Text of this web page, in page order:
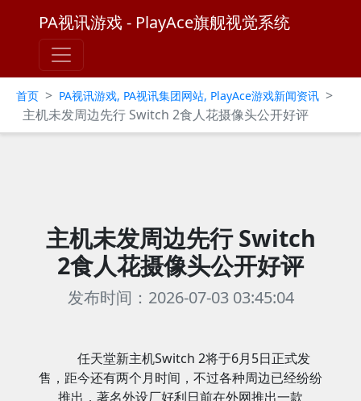
PA视讯游戏 - PlayAce旗舰视觉系统
首页 > PA视讯游戏, PA视讯集团网站, PlayAce游戏新闻资讯 >
主机未发周边先行 Switch 2食人花摄像头公开好评
主机未发周边先行 Switch
2食人花摄像头公开好评
发布时间：2026-07-03 03:45:04
任天堂新主机Switch 2将于6月5日正式发
售，距今还有两个月时间，不过各种周边已经纷纷
推出，著名外设厂好利日前在外网推出一款